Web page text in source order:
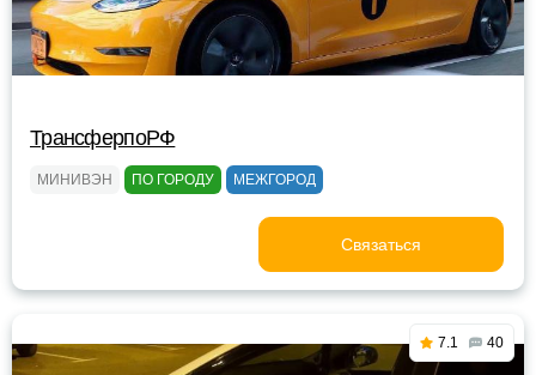
ТрансферпоРФ
МИНИВЭН ПО ГОРОДУ МЕЖГОРОД
Связаться
7.1 40